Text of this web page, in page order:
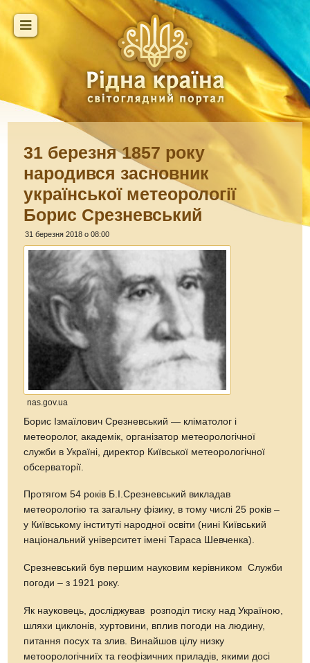
31 березня 1857 року
народився засновник
української метеорології
Борис Срезневський
31 березня 2018 о 08:00
nas.gov.ua
Борис Ізмаїлович Срезневський — кліматолог і
метеоролог, академік, організатор метеорологічної
служби в Україні, директор Київської метеорологічної
обсерваторії.
Протягом 54 років Б.І.Срезневський викладав
метеорологію та загальну фізику, в тому числі 25 років –
у Київському інституті народної освіти (нині Київський
національний університет імені Тараса Шевченка).
Срезневський був першим науковим керівником Служби
погоди – з 1921 року.
Як науковець, досліджував розподіл тиску над Україною,
шляхи циклонів, хуртовини, вплив погоди на людину,
питання посух та злив. Винайшов цілу низку
метоорологічниїх та геофізичних приладів, якими досі